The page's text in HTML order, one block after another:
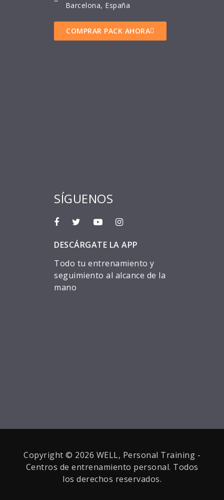
Barcelona, España
COMPRAR PACK AHORA
SÍGUENOS
DESCÁRGATE LA APP
Todo tu entrenamiento y
seguimiento al alcance de la
mano
Copyright © 2026 WELL, Personal Training -
Centros de entrenamiento personal. Todos
los derechos reservados.